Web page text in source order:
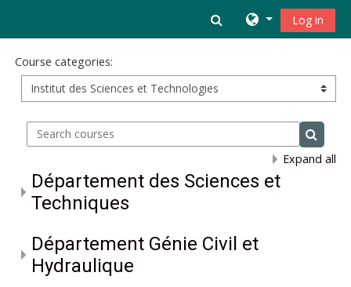
Toggle search
Log in
Course categories:
Search courses
Search
Expand all
Département des Sciences et
Techniques
Département Génie Civil et
Hydraulique